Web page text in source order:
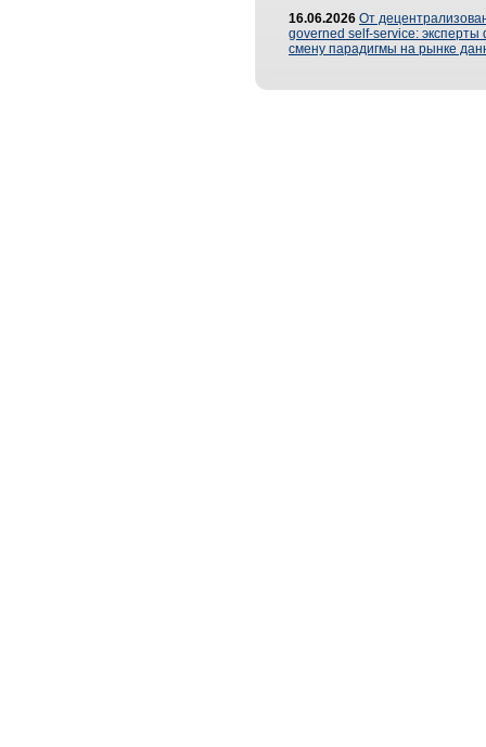
16.06.2026 От
governed self-service: эксперты
смену парадигмы на рынке